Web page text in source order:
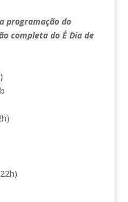
programação do
completa do É Dia de